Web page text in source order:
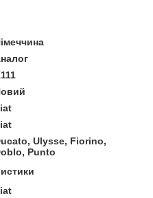
Ulysse, Fiorino,
Punto